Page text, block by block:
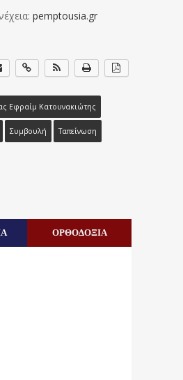
pemptousia.gr
Εφραίμ Κατουνακιώτης
Συμβουλή Ταπείνωση
ΟΡΘΟΔΟΞΙΑ